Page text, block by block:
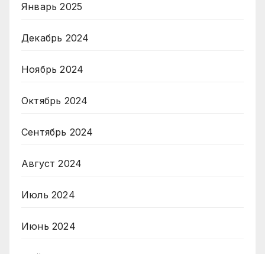
Январь 2025
Декабрь 2024
Ноябрь 2024
Октябрь 2024
Сентябрь 2024
Август 2024
Июль 2024
Июнь 2024